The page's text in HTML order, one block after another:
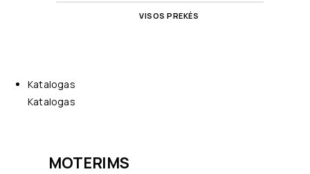
VISOS PREKĖS
Katalogas
Katalogas
MOTERIMS